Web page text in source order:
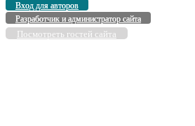
Вход для авторов
Разработчик и администратор сайта
Посмотреть гостей сайта